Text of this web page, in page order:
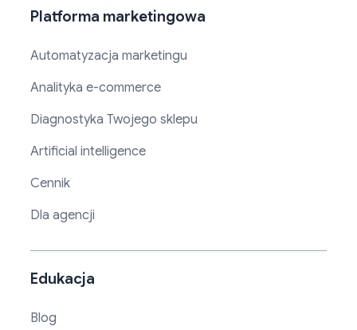
Platforma marketingowa
Automatyzacja marketingu
Analityka e-commerce
Diagnostyka Twojego sklepu
Artificial intelligence
Cennik
Dla agencji
Edukacja
Blog